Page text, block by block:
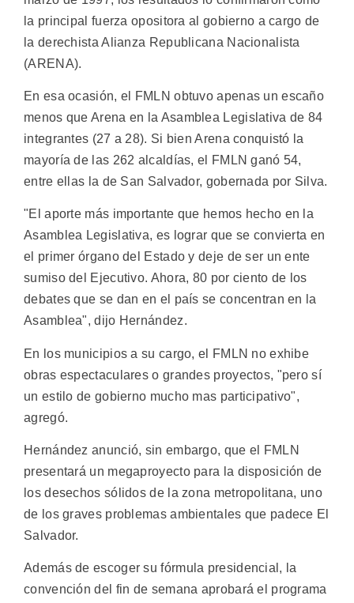
la principal fuerza opositora al gobierno a cargo de
la derechista Alianza Republicana Nacionalista
(ARENA).
En esa ocasión, el FMLN obtuvo apenas un escaño
menos que Arena en la Asamblea Legislativa de 84
integrantes (27 a 28). Si bien Arena conquistó la
mayoría de las 262 alcaldías, el FMLN ganó 54,
entre ellas la de San Salvador, gobernada por Silva.
"El aporte más importante que hemos hecho en la
Asamblea Legislativa, es lograr que se convierta en
el primer órgano del Estado y deje de ser un ente
sumiso del Ejecutivo. Ahora, 80 por ciento de los
debates que se dan en el país se concentran en la
Asamblea", dijo Hernández.
En los municipios a su cargo, el FMLN no exhibe
obras espectaculares o grandes proyectos, "pero sí
un estilo de gobierno mucho mas participativo",
agregó.
Hernández anunció, sin embargo, que el FMLN
presentará un megaproyecto para la disposición de
los desechos sólidos de la zona metropolitana, uno
de los graves problemas ambientales que padece El
Salvador.
Además de escoger su fórmula presidencial, la
convención del fin de semana aprobará el programa